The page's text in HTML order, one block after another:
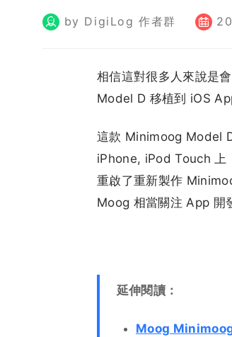
by DigiLog 作者群
相信這對很多人來說是
Model D 移植到 iOS
這款 Minimoog Model
iPhone, iPod Touch 上
重啟了重新製作
Moog 相當關注 App 開
延伸閱讀：
Moog